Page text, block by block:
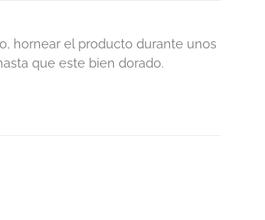
hornear el producto durante unos
que este bien dorado.